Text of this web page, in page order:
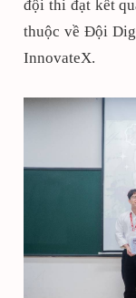
đội thi đạt kết
thuộc về Đội
InnovateX.